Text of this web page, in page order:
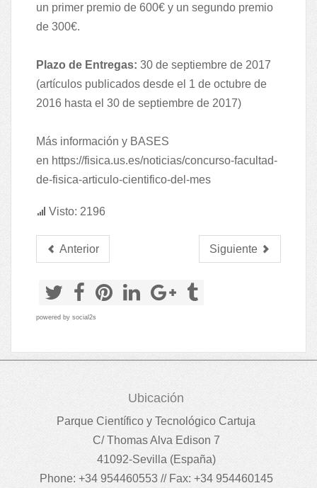
un primer premio de 600€ y un segundo premio
de 300€.
Plazo de Entregas: 30 de septiembre de 2017
(artículos publicados desde el 1 de octubre de
2016 hasta el 30 de septiembre de 2017)
Más información y BASES
en https://fisica.us.es/noticias/concurso-facultad-
de-fisica-articulo-cientifico-del-mes
Visto: 2196
Anterior Siguiente
powered by social2s
Ubicación
Parque Científico y Tecnológico Cartuja
C/ Thomas Alva Edison 7
41092-Sevilla (España)
Phone: +34 954460553 // Fax: +34 954460145